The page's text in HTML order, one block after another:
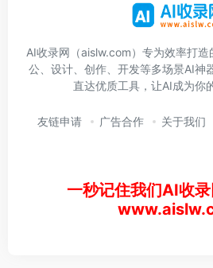
AI收录网（aislw.com）专为效率打
公、设计、创作、开发等多场景AI神
直达优质工具，让AI成为你
友链申请 广告合作 关于我们
一秒记住我们AI收录